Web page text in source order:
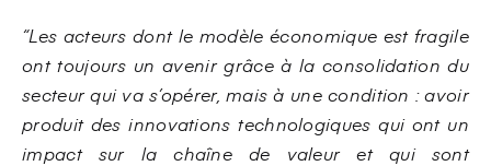
“Les acteurs dont le modèle économique est fragile
ont toujours un avenir grâce à la consolidation du
secteur qui va s’opérer, mais à une condition : avoir
produit des innovations technologiques qui ont un
impact sur la chaîne de valeur et qui sont